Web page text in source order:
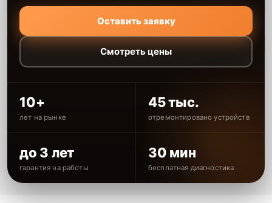
Оставить заявку
Смотреть цены
10+
лет на рынке
45 тыс.
отремонтировано устройств
до 3 лет
гарантия на работы
30 мин
бесплатная диагностика